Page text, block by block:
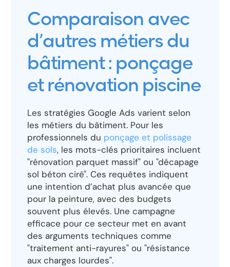
Comparaison avec
d’autres métiers du
bâtiment : ponçage
et rénovation piscine
Les stratégies Google Ads varient selon
les métiers du bâtiment. Pour les
professionnels du ponçage et polissage
de sols, les mots-clés prioritaires incluent
"rénovation parquet massif" ou "décapage
sol béton ciré". Ces requêtes indiquent
une intention d’achat plus avancée que
pour la peinture, avec des budgets
souvent plus élevés. Une campagne
efficace pour ce secteur met en avant
des arguments techniques comme
"traitement anti-rayures" ou "résistance
aux charges lourdes".